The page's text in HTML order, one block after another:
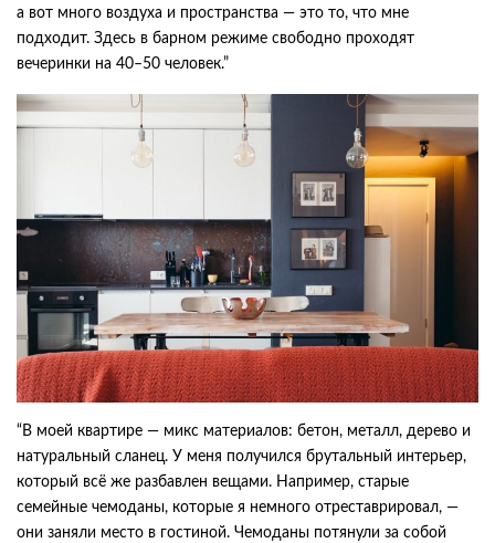
а вот много воздуха и пространства — это то, что мне
подходит. Здесь в барном режиме свободно проходят
вечеринки на 40–50 человек.”
“В моей квартире — микс материалов: бетон, металл, дерево и
натуральный сланец. У меня получился брутальный интерьер,
который всё же разбавлен вещами. Например, старые
семейные чемоданы, которые я немного отреставрировал, —
они заняли место в гостиной. Чемоданы потянули за собой